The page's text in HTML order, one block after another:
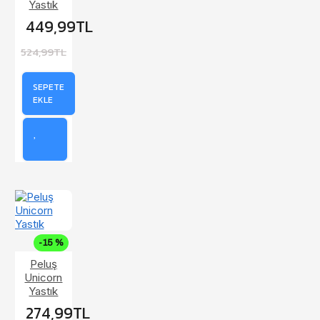
Yastık
449,99TL
524,99TL
SEPETE
EKLE
-15 %
Peluş
Unicorn
Yastık
274,99TL